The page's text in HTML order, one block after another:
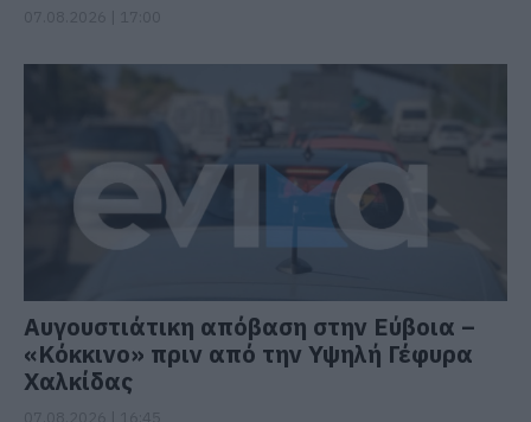
Αυγουστιάτικη απόβαση στην Εύβοια –
«Κόκκινο» πριν από την Υψηλή Γέφυρα
Χαλκίδας